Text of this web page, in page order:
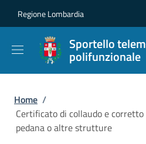
Regione Lombardia
Sportello
polifunzionale
Briciole di pane
Home /
Certificato di collaudo e
pedana o altre strutture